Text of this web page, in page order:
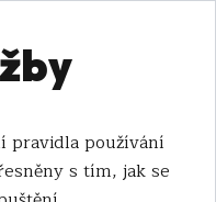
pravidla používání
s tím, jak se